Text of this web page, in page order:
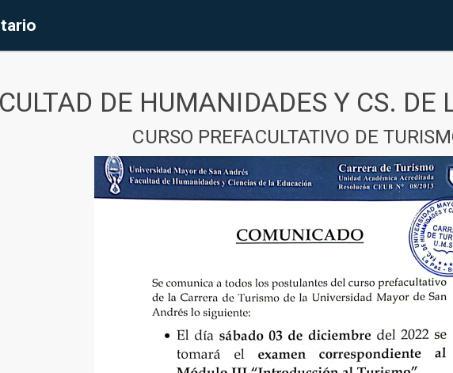
DE HUMANIDADES Y CS. DE
CURSO PREFACULTATIVO DE